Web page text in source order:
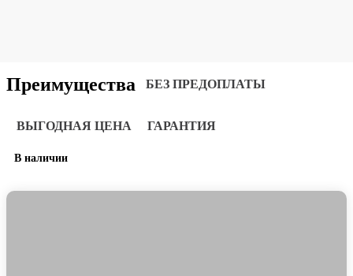
Преимущества БЕЗ ПРЕДОПЛАТЫ
ВЫГОДНАЯ ЦЕНА ГАРАНТИЯ
В наличии